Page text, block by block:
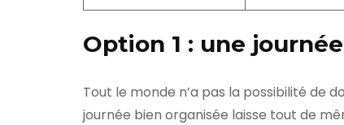
Option 1 : une
Tout le monde n’a pas la possibilité de
journée bien organisée laisse tout de